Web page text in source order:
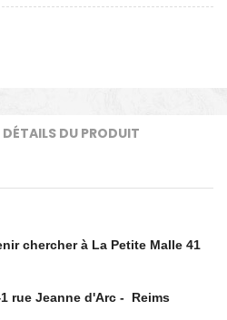
DÉTAILS DU PRODUIT
chercher à La Petite Malle 41
rue Jeanne d'Arc - Reims